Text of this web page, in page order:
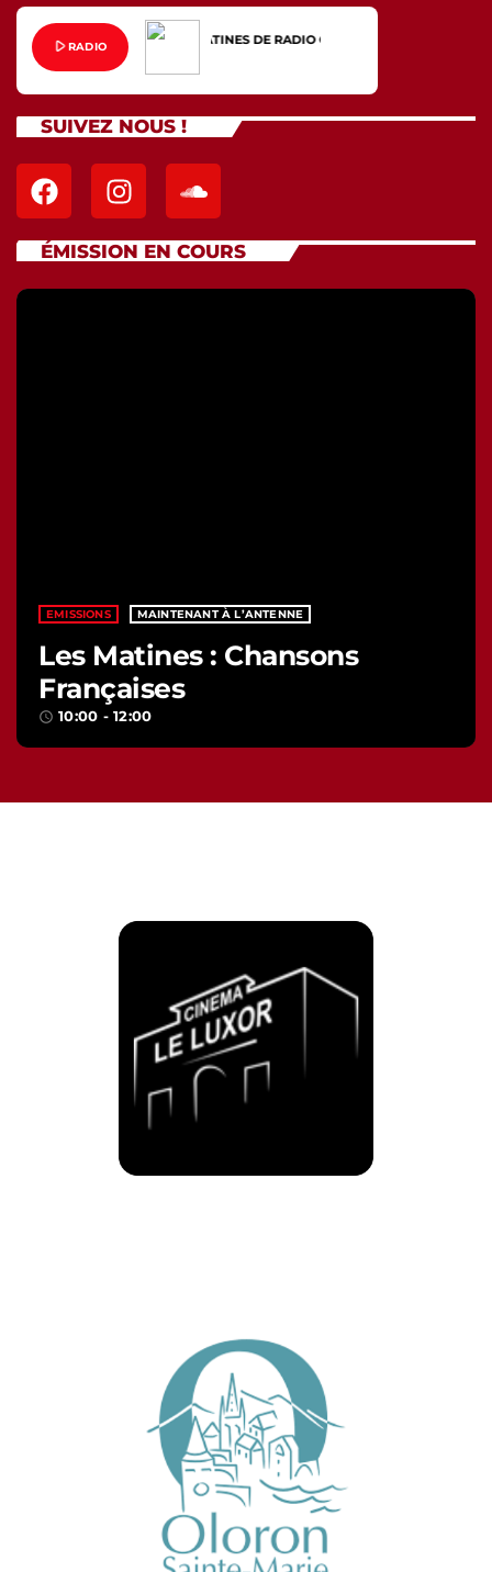
play_arrowRADIO LES MATINES DE RADIO OLORON
SUIVEZ NOUS !
ÉMISSION EN COURS
EMISSIONS MAINTENANT À L’ANTENNE
Les Matines : Chansons
Françaises
access_time 10:00 - 12:00